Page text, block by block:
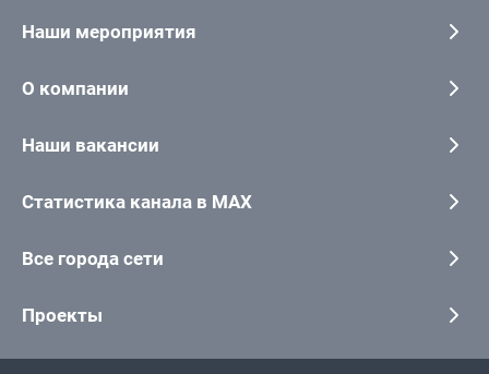
Наши мероприятия
О компании
Наши вакансии
Статистика канала в MAX
Все города сети
Проекты